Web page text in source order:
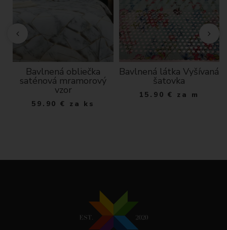
Bavlnená obliečka
saténová mramorový
vzor
59.90 € za ks
Bavlnená látka Vyšívaná
šatovka
15.90 € za m